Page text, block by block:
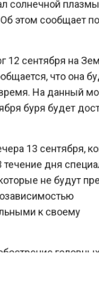
этом сообщает
12 сентября на
что она
На данный
буря будет
13 сентября,
течение дня
не будут
к своему